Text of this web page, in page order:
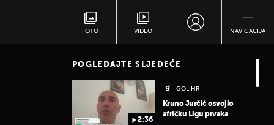
FOTO VIDEO NAVIGACIJA
POGLEDAJTE SLJEDEĆE
2:36
GOL.HR
Kruno Jurčić osvojio
afričku Ligu prvaka